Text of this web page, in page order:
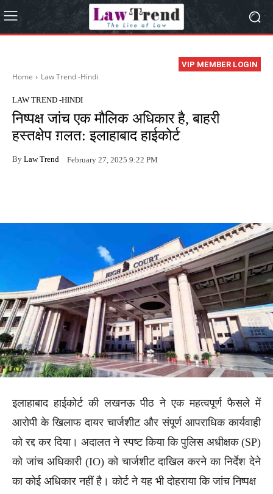
VIP MEMBER LOGIN
Home Law Trend -Hindi
LAW TREND -HINDI
निष्पक्ष जांच एक मौलिक अधिकार है, बाहरी
हस्तक्षेप ग़लत: इलाहाबाद हाईकोर्ट
By Law Trend February 27, 2025 9:22 PM
इलाहाबाद हाईकोर्ट की लखनऊ पीठ ने एक महत्वपूर्ण फैसले में
आरोपी के खिलाफ दायर चार्जशीट और संपूर्ण आपराधिक कार्यवाही
को रद्द कर दिया। अदालत ने स्पष्ट किया कि पुलिस अधीक्षक (SP)
को जांच अधिकारी (IO) को चार्जशीट दाखिल करने का निर्देश देने
का कोई अधिकार नहीं है। कोर्ट ने यह भी दोहराया कि जांच निष्पक्ष